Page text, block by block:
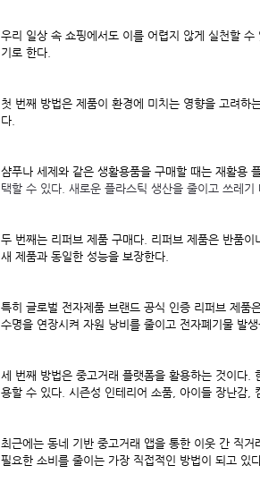
우리 일상 속 쇼핑에서도 이를 어렵지 않게 실천할
기로 한다.
첫 번째 방법은 제품이 환경에 미치는 영향을 고려하
다.
샴푸나 세제와 같은 생활용품을 구매할 때는 재활용
택할 수 있다. 새로운 플라스틱 생산을 줄이고 쓰레기
두 번째는 리퍼브 제품 구매다. 리퍼브 제품은 반품
새 제품과 동일한 성능을 보장한다.
특히 글로벌 전자제품 브랜드 공식 인증 리퍼브 제품
수명을 연장시켜 자원 낭비를 줄이고 전자폐기물 발
세 번째 방법은 중고거래 플랫폼을 활용하는 것이다.
용할 수 있다. 시즌성 인테리어 소품, 아이들 장난감,
최근에는 동네 기반 중고거래 앱을 통한 이웃 간 직
필요한 소비를 줄이는 가장 직접적인 방법이 되고 있